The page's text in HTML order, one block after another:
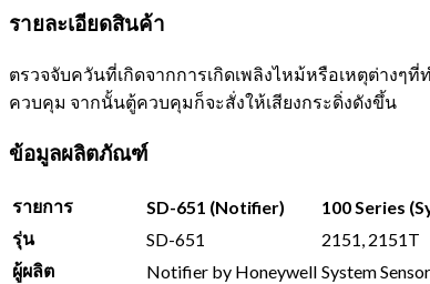
รายละเอียดสินค้า
ตรวจจับควันที่เกิดจากการเกิดเพลิงไหม้หรือเหตุต่าง
ควบคุม จากนั้นตู้ควบคุมก็จะสั่งให้เสียงกระดิ่งดังขึ้น
ข้อมูลผลิตภัณฑ์
รายการ SD-651 (Notifier)
100 Series
รุ่น
SD-651
2151, 2151T
ผู้ผลิต
Notifier by Honeywell System Sensor